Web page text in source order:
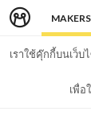
MAKERS
เราใช้คุ๊กกี้บนเว็
เพื่อ